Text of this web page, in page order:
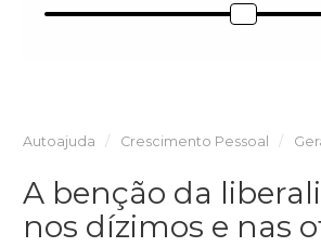
Autoajuda Crescimento Pessoal
A benção da
nos dízimos e nas